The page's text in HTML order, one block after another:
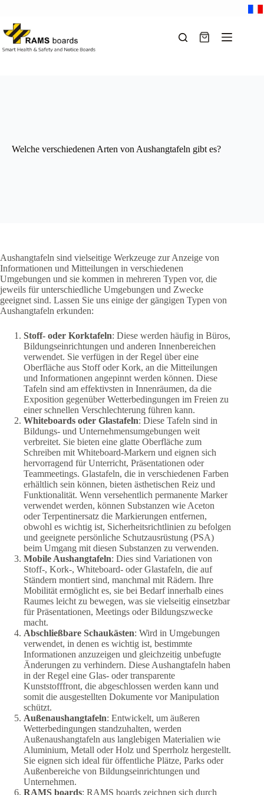
springen
Warenkorb
Welche verschiedenen Arten von Aushangtafeln gibt es?
Aushangtafeln sind vielseitige Werkzeuge zur Anzeige von
Informationen und Mitteilungen in verschiedenen
Umgebungen und sie kommen in mehreren Typen vor, die
jeweils für unterschiedliche Umgebungen und Zwecke
geeignet sind. Lassen Sie uns einige der gängigen Typen von
Aushangtafeln erkunden:
Stoff- oder Korktafeln: Diese werden häufig in Büros,
Bildungseinrichtungen und anderen Innenbereichen
verwendet. Sie verfügen in der Regel über eine
Oberfläche aus Stoff oder Kork, an die Mitteilungen
und Informationen angepinnt werden können. Diese
Tafeln sind am effektivsten in Innenräumen, da die
Exposition gegenüber Wetterbedingungen im Freien zu
einer schnellen Verschlechterung führen kann.
Whiteboards oder Glastafeln: Diese Tafeln sind in
Bildungs- und Unternehmensumgebungen weit
verbreitet. Sie bieten eine glatte Oberfläche zum
Schreiben mit Whiteboard-Markern und eignen sich
hervorragend für Unterricht, Präsentationen oder
Teammeetings. Glastafeln, die in verschiedenen Farben
erhältlich sein können, bieten ästhetischen Reiz und
Funktionalität. Wenn versehentlich permanente Marker
verwendet werden, können Substanzen wie Aceton
oder Terpentinersatz die Markierungen entfernen,
obwohl es wichtig ist, Sicherheitsrichtlinien zu befolgen
und geeignete persönliche Schutzausrüstung (PSA)
beim Umgang mit diesen Substanzen zu verwenden.
Mobile Aushangtafeln: Dies sind Variationen von
Stoff-, Kork-, Whiteboard- oder Glastafeln, die auf
Ständern montiert sind, manchmal mit Rädern. Ihre
Mobilität ermöglicht es, sie bei Bedarf innerhalb eines
Raumes leicht zu bewegen, was sie vielseitig einsetzbar
für Präsentationen, Meetings oder Bildungszwecke
macht.
Abschließbare Schaukästen: Wird in Umgebungen
verwendet, in denen es wichtig ist, bestimmte
Informationen anzuzeigen und gleichzeitig unbefugte
Änderungen zu verhindern. Diese Aushangtafeln haben
in der Regel eine Glas- oder transparente
Kunststofffront, die abgeschlossen werden kann und
somit die ausgestellten Dokumente vor Manipulation
schützt.
Außenaushangtafeln: Entwickelt, um äußeren
Wetterbedingungen standzuhalten, werden
Außenaushangtafeln aus langlebigen Materialien wie
Aluminium, Metall oder Holz und Sperrholz hergestellt.
Sie eignen sich ideal für öffentliche Plätze, Parks oder
Außenbereiche von Bildungseinrichtungen und
Unternehmen.
RAMS boards: RAMS boards zeichnen sich durch